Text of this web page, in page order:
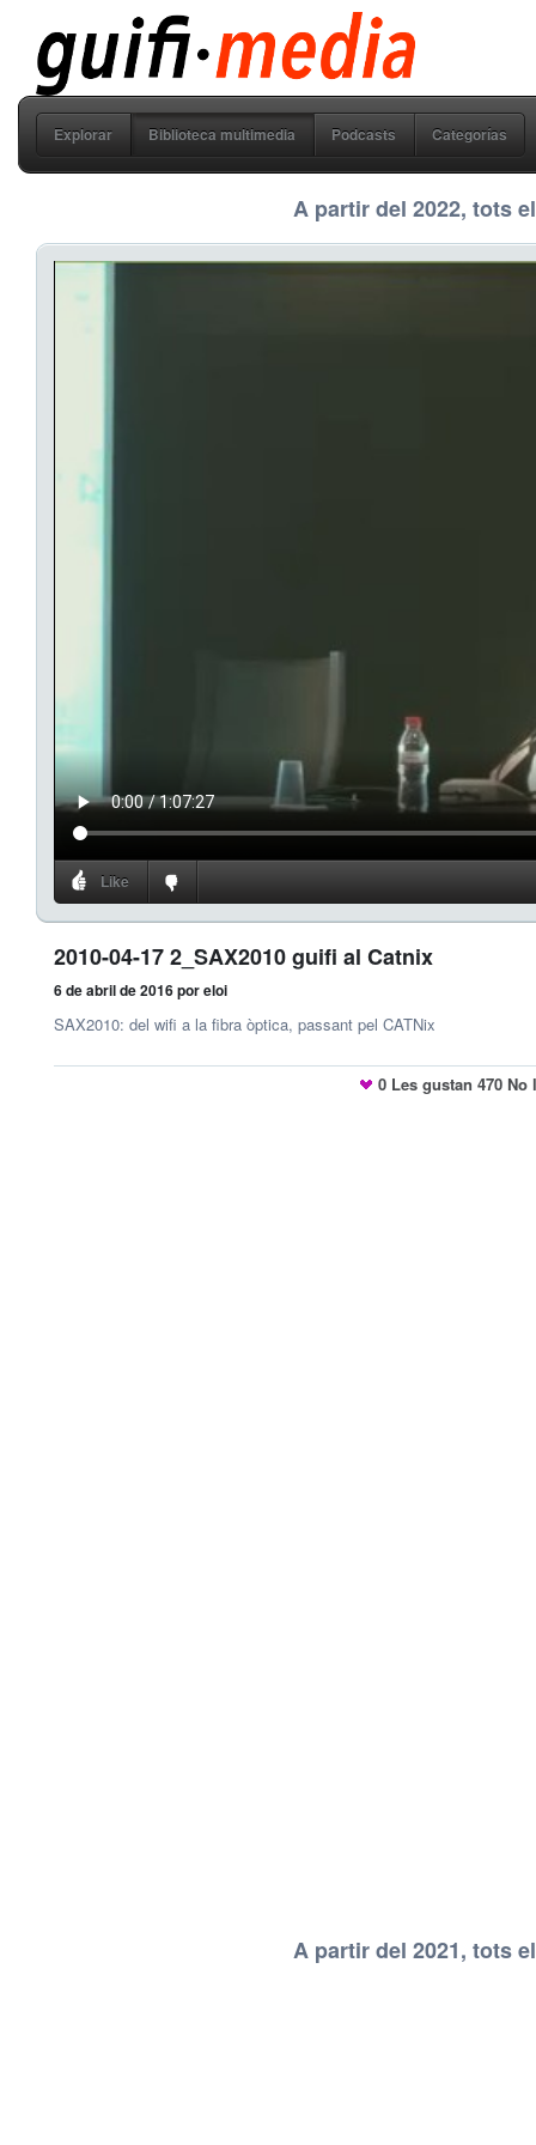
guifi media
Explorar Biblioteca multimedia Podcasts Categorías
A partir del 2022, tots
Like
2010-04-17 2_SAX2010 guifi al Catnix
6 de abril de 2016por eloi
SAX2010: del wifi a la fibra òptica, passant pel CATNix
0 Les gustan 470 No
A partir del 2021, tots